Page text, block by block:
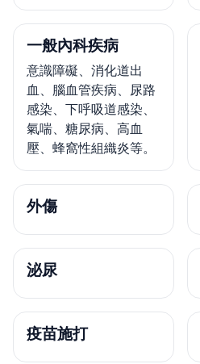
一般內科疾病
意識障礙、消化道出
血、腦血管疾病、尿路
感染、下呼吸道感染、
氣喘、糖尿病、高血
壓、蜂窩性組織炎等。
外傷
泌尿
疫苗施打